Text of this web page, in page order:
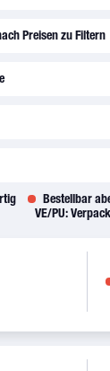
Inc.(136)
)
14)
Preisen zu Filtern
Bestellbar
VE/PU: